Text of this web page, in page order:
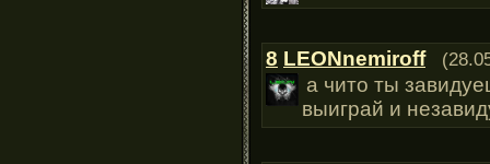
8 LEONnemiroff
а чито ты
выиграй и